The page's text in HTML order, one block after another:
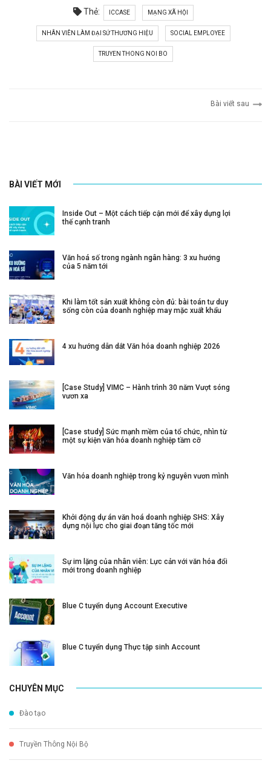
Thẻ: ICCASE MẠNG XÃ HỘI
NHÂN VIÊN LÀM ĐẠI SỨ THƯƠNG HIỆU SOCIAL EMPLOYEE
TRUYEN THONG NOI BO
Bài viết sau
BÀI VIẾT MỚI
Inside Out – Một cách tiếp cận mới để xây dựng lợi
thế cạnh tranh
Văn hoá số trong ngành ngân hàng: 3 xu hướng
của 5 năm tới
Khi làm tốt sản xuất không còn đủ: bài toán tư duy
sống còn của doanh nghiệp may mặc xuất khẩu
4 xu hướng dẫn dắt Văn hóa doanh nghiệp 2026
[Case Study] VIMC – Hành trình 30 năm Vượt sóng
vươn xa
[Case study] Sức mạnh mềm của tổ chức, nhìn từ
một sự kiện văn hóa doanh nghiệp tầm cỡ
Văn hóa doanh nghiệp trong kỷ nguyên vươn mình
Khởi động dự án văn hoá doanh nghiệp SHS: Xây
dựng nội lực cho giai đoạn tăng tốc mới
Sự im lặng của nhân viên: Lực cản với văn hóa đổi
mới trong doanh nghiệp
Blue C tuyển dụng Account Executive
Blue C tuyển dụng Thực tập sinh Account
CHUYÊN MỤC
Đào tạo
Truyền Thông Nội Bộ